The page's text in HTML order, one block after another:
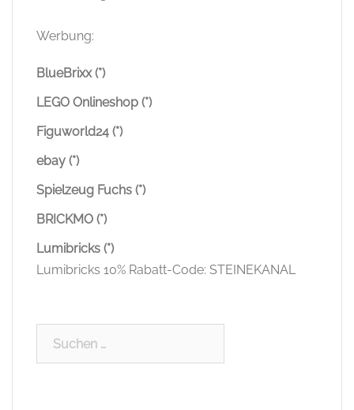
Werbung:
BlueBrixx (*)
LEGO Onlineshop (*)
Figuworld24 (*)
ebay (*)
Spielzeug Fuchs (*)
BRICKMO (*)
Lumibricks (*)
Lumibricks 10% Rabatt-Code: STEINEKANAL